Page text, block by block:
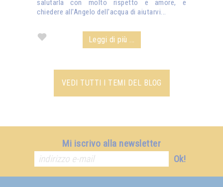
salutarla con molto rispetto e amore, e
chiedere all'Angelo dell'acqua di aiutarvi...
Leggi di più ...
VEDI TUTTI I TEMI DEL BLOG
Mi iscrivo alla newsletter
Ok!